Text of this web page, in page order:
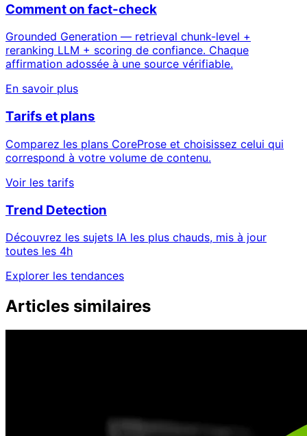
Comment on fact-check
Grounded Generation — retrieval chunk-level +
reranking LLM + scoring de confiance. Chaque
affirmation adossée à une source vérifiable.
En savoir plus
Tarifs et plans
Comparez les plans CoreProse et choisissez celui qui
correspond à votre volume de contenu.
Voir les tarifs
Trend Detection
Découvrez les sujets IA les plus chauds, mis à jour
toutes les 4h
Explorer les tendances
Articles similaires